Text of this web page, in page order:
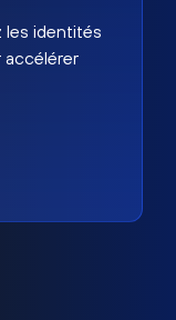
les identités
accélérer